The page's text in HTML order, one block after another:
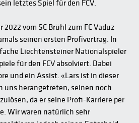
letztes Spiel für den FCV.
vom SC Brühl zum FC Vaduz
seinen ersten Profivertrag. In
Liechtensteiner Nationalspieler
für den FCV absolviert. Dabei
und ein Assist. «Lars ist in dieser
uns herangetreten, seinen noch
da er seine Profi-Karriere per
Wir waren natürlich sehr